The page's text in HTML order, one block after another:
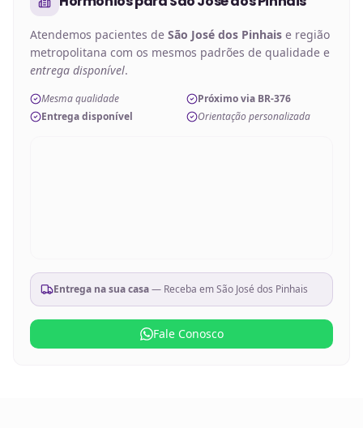
Atendemos pacientes de São José dos Pinhais e região
metropolitana com os mesmos padrões de qualidade e
entrega disponível.
Mesma qualidade
Próximo via BR-376
Entrega disponível
Orientação personalizada
Entrega na sua casa— Receba emSão José dos Pinhais
Fale Conosco